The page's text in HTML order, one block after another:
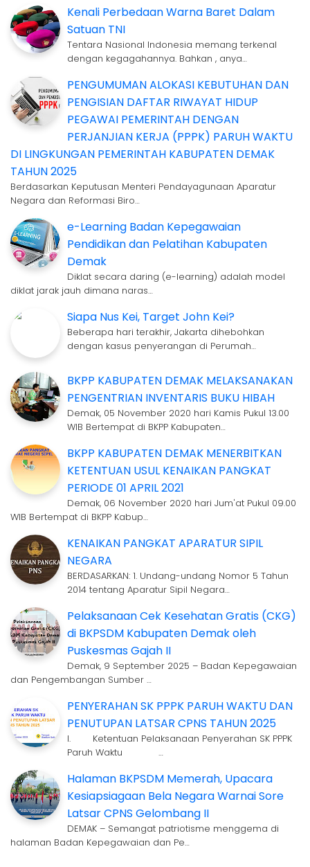
Kenali Perbedaan Warna Baret Dalam
Satuan TNI
Tentara Nasional Indonesia memang terkenal
dengan kegagahannya. Bahkan , anya…
PENGUMUMAN ALOKASI KEBUTUHAN DAN
PENGISIAN DAFTAR RIWAYAT HIDUP
PEGAWAI PEMERINTAH DENGAN
PERJANJIAN KERJA (PPPK) PARUH WAKTU
DI LINGKUNGAN PEMERINTAH KABUPATEN DEMAK
TAHUN 2025
Berdasarkan Keputusan Menteri Pendayagunaan Aparatur
Negara dan Reformasi Biro…
e-Learning Badan Kepegawaian
Pendidikan dan Pelatihan Kabupaten
Demak
Diklat secara daring (e-learning) adalah model
diklat jarak jauh dimana naras…
Siapa Nus Kei, Target John Kei?
Beberapa hari terakhir, Jakarta dihebohkan
dengan kasus penyerangan di Perumah…
BKPP KABUPATEN DEMAK MELAKSANAKAN
PENGENTRIAN INVENTARIS BUKU HIBAH
Demak, 05 November 2020 hari Kamis Pukul 13.00
WIB Bertempat di BKPP Kabupaten…
BKPP KABUPATEN DEMAK MENERBITKAN
KETENTUAN USUL KENAIKAN PANGKAT
PERIODE 01 APRIL 2021
Demak, 06 November 2020 hari Jum'at Pukul 09.00
WIB Bertempat di BKPP Kabup…
KENAIKAN PANGKAT APARATUR SIPIL
NEGARA
BERDASARKAN: 1. Undang-undang Nomor 5 Tahun
2014 tentang Aparatur Sipil Negara…
Pelaksanaan Cek Kesehatan Gratis (CKG)
di BKPSDM Kabupaten Demak oleh
Puskesmas Gajah II
Demak, 9 September 2025 – Badan Kepegawaian
dan Pengembangan Sumber …
PENYERAHAN SK PPPK PARUH WAKTU DAN
PENUTUPAN LATSAR CPNS TAHUN 2025
I. Ketentuan Pelaksanaan Penyerahan SK PPPK
Paruh Waktu …
Halaman BKPSDM Memerah, Upacara
Kesiapsiagaan Bela Negara Warnai Sore
Latsar CPNS Gelombang II
DEMAK – Semangat patriotisme menggema di
halaman Badan Kepegawaian dan Pe…